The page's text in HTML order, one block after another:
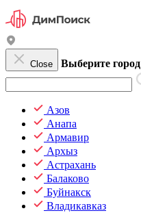
Close Выберите город
Азов
Анапа
Армавир
Архыз
Астрахань
Балаково
Буйнакск
Владикавказ